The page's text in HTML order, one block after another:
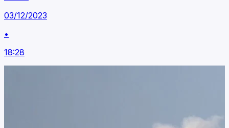
03/12/2023
•
18:28